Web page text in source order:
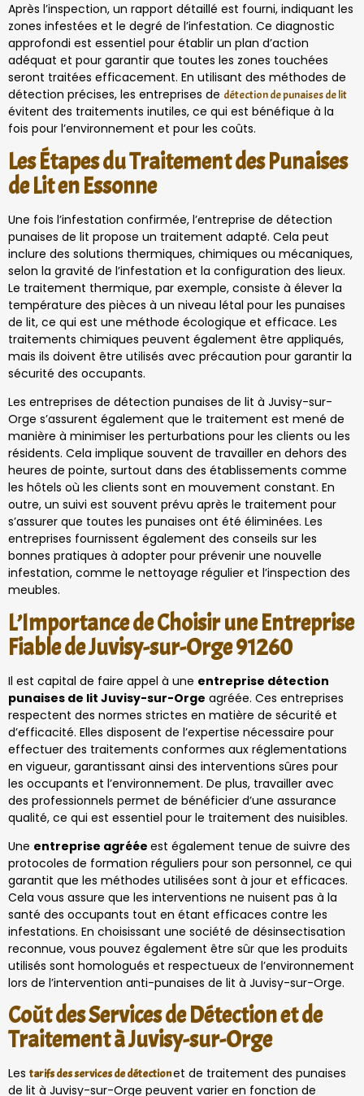
Après l’inspection, un rapport détaillé est fourni, indiquant les
zones infestées et le degré de l’infestation. Ce diagnostic
approfondi est essentiel pour établir un plan d’action
adéquat et pour garantir que toutes les zones touchées
seront traitées efficacement. En utilisant des méthodes de
détection précises, les entreprises de détection de punaises de lit
évitent des traitements inutiles, ce qui est bénéfique à la
fois pour l’environnement et pour les coûts.
Les Étapes du Traitement des Punaises
de Lit en Essonne
Une fois l’infestation confirmée, l’entreprise de détection
punaises de lit propose un traitement adapté. Cela peut
inclure des solutions thermiques, chimiques ou mécaniques,
selon la gravité de l’infestation et la configuration des lieux.
Le traitement thermique, par exemple, consiste à élever la
température des pièces à un niveau létal pour les punaises
de lit, ce qui est une méthode écologique et efficace. Les
traitements chimiques peuvent également être appliqués,
mais ils doivent être utilisés avec précaution pour garantir la
sécurité des occupants.
Les entreprises de détection punaises de lit à Juvisy-sur-
Orge s’assurent également que le traitement est mené de
manière à minimiser les perturbations pour les clients ou les
résidents. Cela implique souvent de travailler en dehors des
heures de pointe, surtout dans des établissements comme
les hôtels où les clients sont en mouvement constant. En
outre, un suivi est souvent prévu après le traitement pour
s’assurer que toutes les punaises ont été éliminées. Les
entreprises fournissent également des conseils sur les
bonnes pratiques à adopter pour prévenir une nouvelle
infestation, comme le nettoyage régulier et l’inspection des
meubles.
L’Importance de Choisir une Entreprise
Fiable de Juvisy-sur-Orge 91260
Il est capital de faire appel à une entreprise détection
punaises de lit Juvisy-sur-Orge agréée. Ces entreprises
respectent des normes strictes en matière de sécurité et
d’efficacité. Elles disposent de l’expertise nécessaire pour
effectuer des traitements conformes aux réglementations
en vigueur, garantissant ainsi des interventions sûres pour
les occupants et l’environnement. De plus, travailler avec
des professionnels permet de bénéficier d’une assurance
qualité, ce qui est essentiel pour le traitement des nuisibles.
Une entreprise agréée est également tenue de suivre des
protocoles de formation réguliers pour son personnel, ce qui
garantit que les méthodes utilisées sont à jour et efficaces.
Cela vous assure que les interventions ne nuisent pas à la
santé des occupants tout en étant efficaces contre les
infestations. En choisissant une société de désinsectisation
reconnue, vous pouvez également être sûr que les produits
utilisés sont homologués et respectueux de l’environnement
lors de l’intervention anti-punaises de lit à Juvisy-sur-Orge.
Coût des Services de Détection et de
Traitement à Juvisy-sur-Orge
Les tarifs des services de détectionet de traitement des punaises
de lit à Juvisy-sur-Orge peuvent varier en fonction de